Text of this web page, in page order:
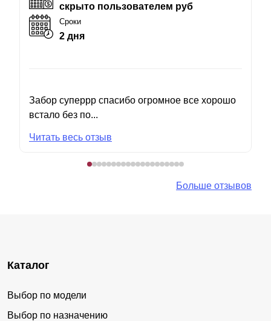
скрыто пользователем руб
Сроки
2 дня
Забор суперрр спасибо огромное все хорошо
встало без по...
Читать весь отзыв
Больше отзывов
Каталог
Выбор по модели
Выбор по назначению